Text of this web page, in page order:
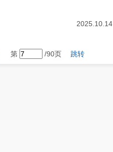
2025.10.14
第 /90页 跳转